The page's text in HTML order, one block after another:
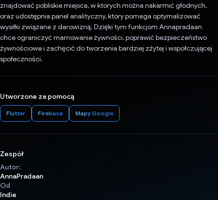
znajdować pobliskie miejsca, w których można nakarmić głodnych,
oraz udostępnia panel analityczny, który pomaga optymalizować
wysiłki związane z darowizną. Dzięki tym funkcjom Annapradaan
chce ograniczyć marnowanie żywności, poprawić bezpieczeństwo
żywnościowe i zachęcić do tworzenia bardziej zżytej i współczującej
społeczności.
Utworzone za pomocą
Flutter Firebase Mapy Google
Zespół
Autor:
AnnaPradaan
Od
Indie